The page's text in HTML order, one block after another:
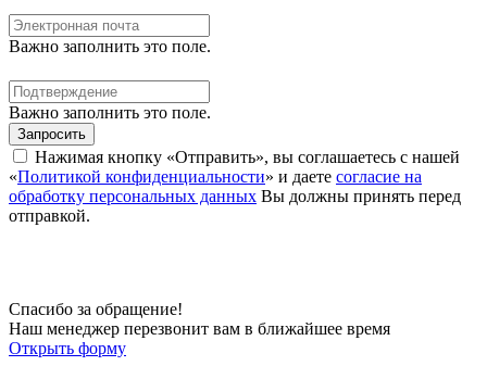
Важно заполнить это поле.
Важно заполнить это поле.
Запросить
Нажимая кнопку «Отправить», вы соглашаетесь с нашей
«Политикой конфиденциальности» и даете согласие на
обработку персональных данных Вы должны принять перед
отправкой.
Спасибо за обращение!
Наш менеджер перезвонит вам в ближайшее время
Открыть форму